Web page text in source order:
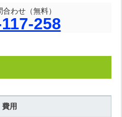
わせ（無料）
258
費用